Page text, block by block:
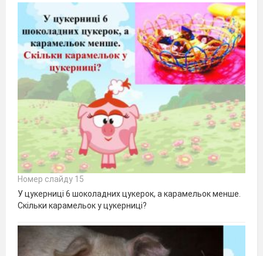
Номер слайду 15
У цукерниці 6 шоколадних цукерок, а карамельок менше.
Скільки карамельок у цукерниці?